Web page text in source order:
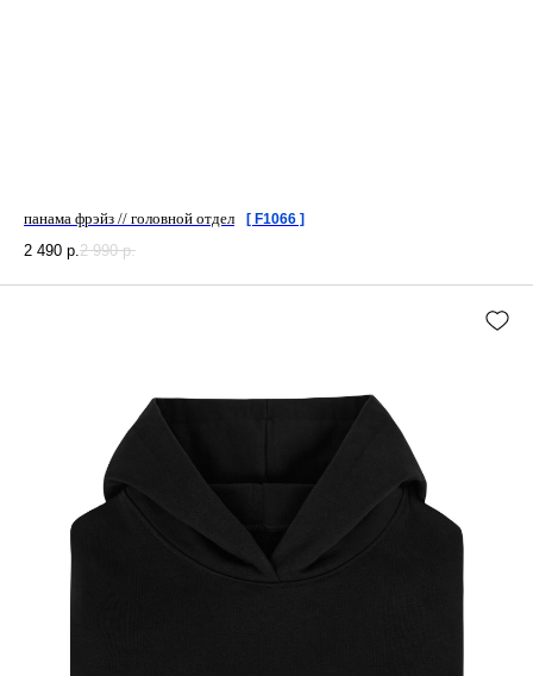
панама фрэйз // головной отдел [ F1066 ]
2 490 р. 2 990 р.